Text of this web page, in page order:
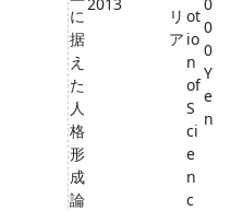
に
据
え
た
人
格
形
成
論
リ
ア
ot
io
n
of
S
ci
e
n
c
0
0
Y
e
n